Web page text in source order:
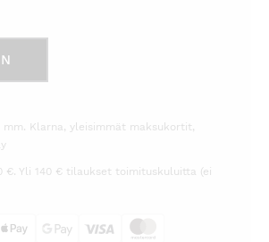
mm. Klarna, yleisimmät maksukortit,
€. Yli 140 € tilaukset toimituskuluitta (ei